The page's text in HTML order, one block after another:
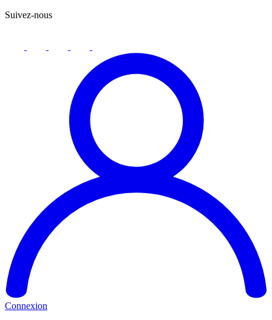
Suivez-nous
Connexion